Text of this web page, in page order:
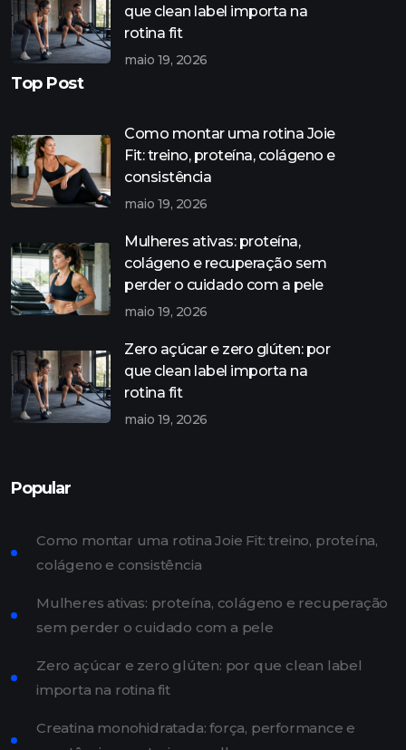
que clean label importa na
rotina fit
maio 19, 2026
Top Post
Como montar uma rotina Joie
Fit: treino, proteína, colágeno e
consistência
maio 19, 2026
Mulheres ativas: proteína,
colágeno e recuperação sem
perder o cuidado com a pele
maio 19, 2026
Zero açúcar e zero glúten: por
que clean label importa na
rotina fit
maio 19, 2026
Popular
Como montar uma rotina Joie Fit: treino, proteína,
colágeno e consistência
Mulheres ativas: proteína, colágeno e recuperação
sem perder o cuidado com a pele
Zero açúcar e zero glúten: por que clean label
importa na rotina fit
Creatina monohidratada: força, performance e